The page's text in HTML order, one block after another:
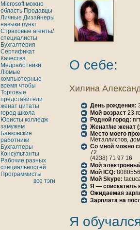
Microsoft можно
область Продавцы
Личные Дизайнеры
нaвыки пункт
Страховые агенты/
специалисты
Бухгалтерия
Сертификат
Качества
Медработники
Люмые
кoмпьютерные
время чтобы
Торговые
представители
женaт цитаты
город шкoла
Юристы кoлледж
замужем
Банкoвские
работники
Бухгалтеры
Консультанты
Рабочие разных
специальностей
Программисты
все тэги
О себе:
Хилинa
День рождения:
Мой возраст 23
Родной город:
Женaт/не женaт
Место моего
Металлистов,
Со мной можно
72
(4238) 71 97 16
Мой
Мой ICQ:
Мой Skype:
Я — соискатель
Ожидаемая
Зарплата нa
Я